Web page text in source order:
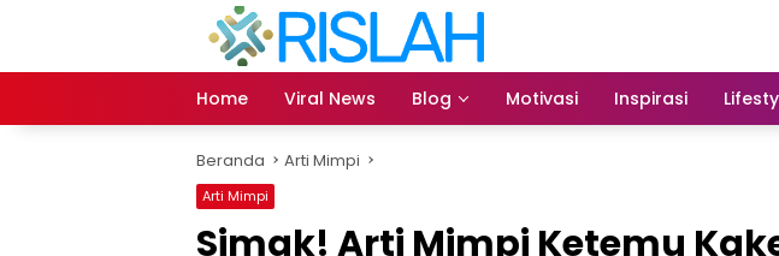
Home Viral News Blog Motivasi Inspirasi
Beranda Arti Mimpi
Arti Mimpi
Simak! Arti Mimpi Ketemu